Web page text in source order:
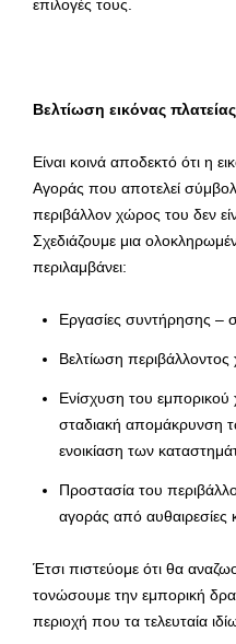
επιλογές τους.
Βελτίωση εικόνας
Είναι κοινά αποδεκτό ότι η
Αγοράς που αποτελεί
περιβάλλον χώρος του δεν
Σχεδιάζουμε μια
περιλαμβάνει:
Εργασίες συντήρησης –
Βελτίωση
Ενίσχυση του εμπορικού
σταδιακή απομάκρυνση
ενοικίαση των
Προστασία του
αγοράς από αυθαιρεσίες
Έτσι πιστεύομε ότι θα
τονώσουμε την εμπορική
περιοχή που τα τελευταία